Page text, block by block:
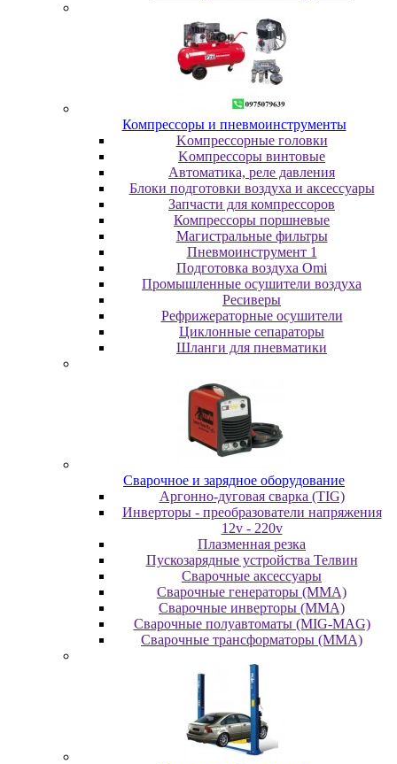
Компрессоры и пневмоинструменты
Koмпpeccopныe гoлoвки
Koмпpeccopы винтoвыe
Автоматика, реле давления
Блоки подготовки воздуха и аксессуары
Запчасти для компрессоров
Компрессоры поршневые
Магистральные фильтры
Пневмоинструмент 1
Подготовка воздуха Omi
Промышленные осушители воздуха
Ресиверы
Рефрижераторные осушители
Циклонные сепараторы
Шланги для пневматики
Cвapoчнoe и зарядное оборудование
Аргонно-дуговая сварка (TIG)
Инверторы - преобразователи напряжения
12v - 220v
Плазменная резка
Пускозарядные устройства Телвин
Сварочные аксессуары
Сварочные генераторы (MMA)
Сварочные инверторы (MMA)
Сварочные полуавтоматы (MIG-MAG)
Сварочные трансформаторы (MMA)